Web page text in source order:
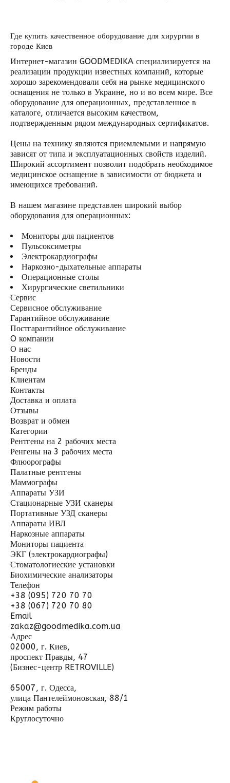
Где купить качественное оборудование для хирургии в
городе Киев
Интернет-магазин GOODMEDIKA специализируется на
реализации продукции известных компаний, которые
хорошо зарекомендовали себя на рынке медицинского
оснащения не только в Украине, но и во всем мире. Все
оборудование для операционных, представленное в
каталоге, отличается высоким качеством,
подтвержденным рядом международных сертификатов.
Цены на технику являются приемлемыми и напрямую
зависят от типа и эксплуатационных свойств изделий.
Широкий ассортимент позволит подобрать необходимое
медицинское оснащение в зависимости от бюджета и
имеющихся требований.
В нашем магазине представлен широкий выбор
оборудования для операционных:
Мониторы для пациентов
Пульсоксиметры
Электрокардиографы
Наркозно-дыхательные аппараты
Операционные столы
Хирургические светильники
Сервис
Сервисное обслуживание
Гарантийное обслуживание
Постгарантийное обслуживание
O компании
О нас
Новости
Бренды
Клиентам
Контакты
Доставка и оплата
Отзывы
Возврат и обмен
Категории
Рентгены на 2 рабочих места
Ренгены на 3 рабочих места
Флюорографы
Палатные рентгены
Маммографы
Аппараты УЗИ
Стационарные УЗИ сканеры
Портативные УЗД сканеры
Аппараты ИВЛ
Наркозные аппараты
Мониторы пациента
ЭКГ (электрокардиографы)
Стоматологиеские установки
Биохимические анализаторы
Телефон
+38 (095) 720 70 70
+38 (067) 720 70 80
Email
zakaz@goodmedika.com.ua
Адрес
02000, г. Киев,
проспект Правды, 47
(Бизнес-центр RETROVILLE)
65007, г. Одесса,
улица Пантелеймоновская, 88/1
Режим работы
Круглосуточно